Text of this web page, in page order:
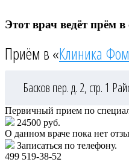
Этот врач ведёт прём
Приём в «Клиника
Басков пер. д. 2, стр. 1
Первичный прием по
24500 руб.
О данном враче пока нет
Записаться по телефону.
499 519-38-52